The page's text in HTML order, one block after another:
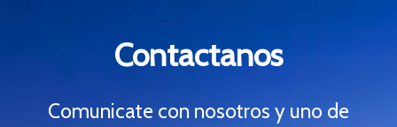
Contactanos
Comunicate con nosotros y uno de